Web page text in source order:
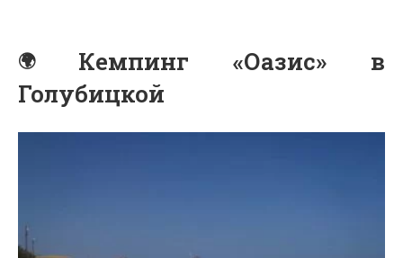
Кемпинг «Оазис» в
Голубицкой